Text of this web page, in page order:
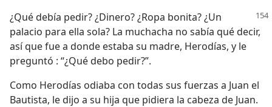
¿Qué debía pedir? ¿Dinero? ¿Ropa bonita? ¿Un
palacio para ella sola? La muchacha no sabía qué decir,
así que fue a donde estaba su madre, Herodías, y le
preguntó : “¿Qué debo pedir?”.
Como Herodías odiaba con todas sus fuerzas a Juan el
Bautista, le dijo a su hija que pidiera la cabeza de Juan.